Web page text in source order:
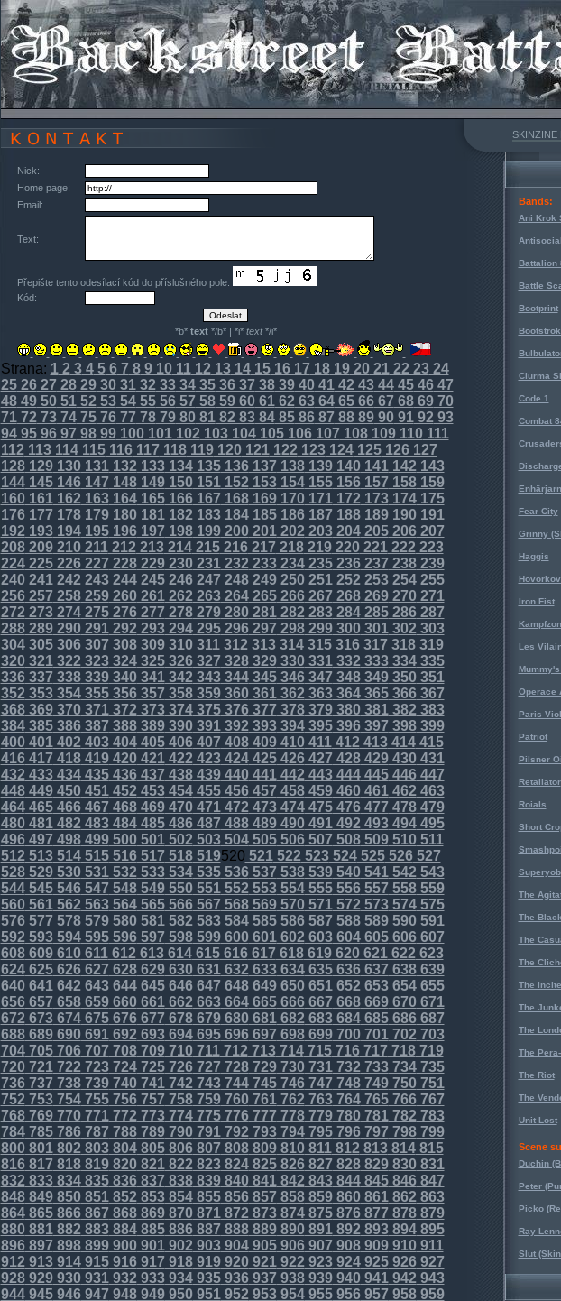
SKINZINE
Nick:
Home page:
Email:
Text:
Přepište tento odesílací kód do příslušného pole:
Kód:
*b* text*/b* | *i* text*/i*
Strana: 12 34567 89101112 1314151617 1819202122 2324
252627 2829303132 3334353637 3839404142 4344454647
4849505152 5354555657 5859606162 6364656667 686970
7172 7374757677 7879808182 8384858687 8889909192 93
94959697 9899100101102 103104105106107 108109110111
112 113114115116117 118119120121122 123124125126127
128129130131132 133134135136137 138139140141142 143
144145146147 148149150151152 153154155156157 158159
160161162 163164165166167 168169170171172 173174175
176177 178179180181182 183184185186187 188189190191
192 193194195196197 198199200201202 203204205206207
208209210211212 213214215216217 218219220221222 223
224225226227 228229230231232 233234235236237 238239
240241242 243244245246247 248249250251252 253254255
256257 258259260261262 263264265266267 268269270271
272 273274275276277 278279280281282 283284285286287
288289290291292 293294295296297 298299300301302 303
304305306307 308309310311312 313314315316317 318319
320321322 323324325326327 328329330331332 333334335
336337 338339340341342 343344345346347 348349350351
352 353354355356357 358359360361362 363364365366367
368369370371372 373374375376377 378379380381382 383
384385386387 388389390391392 393394395396397 398399
400401402 403404405406407 408409410411412 413414415
416417 418419420421422 423424425426427 428429430431
432 433434435436437 438439440441442 443444445446447
448449450451452 453454455456457 458459460461462 463
464465466467 468469470471472 473474475476477 478479
480481482 483484485486487 488489490491492 493494495
496497 498499500501502 503504505506507 508509510511
512 513514515516517 518519520 521522 523524525526527
528529530531532 533534535536537 538539540541542 543
544545546547 548549550551552 553554555556557 558559
560561562 563564565566567 568569570571572 573574575
576577 578579580581582 583584585586587 588589590591
592 593594595596597 598599600601602 603604605606607
608609610611612 613614615616617 618619620621622 623
624625626627 628629630631632 633634635636637 638639
640641642 643644645646647 648649650651652 653654655
656657 658659660661662 663664665666667 668669670671
672 673674675676677 678679680681682 683684685686687
688689690691692 693694695696697 698699700701702 703
704705706707 708709710711712 713714715716717 718719
720721722 723724725726727 728729730731732 733734735
736737 738739740741742 743744745746747 748749750751
752 753754755756757 758759760761762 763764765766767
768769770771772 773774775776777 778779780781782 783
784785786787 788789790791792 793794795796797 798799
800801802 803804805806807 808809810811812 813814815
816817 818819820821822 823824825826827 828829830831
832 833834835836837 838839840841842 843844845846847
848849850851852 853854855856857 858859860861862 863
864865866867 868869870871872 873874875876877 878879
880881882 883884885886887 888889890891892 893894895
896897 898899900901902 903904905906907 908909910911
912 913914915916917 918919920921922 923924925926927
928929930931932 933934935936937 938939940941942 943
944945946947 948949950951952 953954955956957 958959
Bands:
Ani Krok
Battalion
Battle
Bootprint
Ciurma
Code 1
Combat
Fear City
Grinny
Haggis
Iron Fist
Les
Operace
Paris
Patriot
Pilsner
Retaliator
Roials
Short
Superyob
The
The
The
The
The
The
The
The
The Riot
The
Unit Lost
Scene
Duchin
Peter
Picko
Ray
Slut